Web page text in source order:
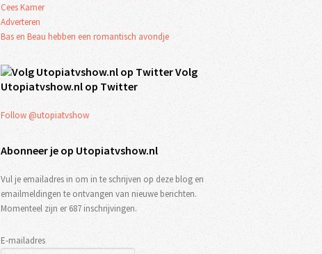
Cees Kamer
Adverteren
Bas en Beau hebben een romantisch avondje
Volg
Utopiatvshow.nl op Twitter
Follow @utopiatvshow
Abonneer je op Utopiatvshow.nl
Vul je emailadres in om in te schrijven op deze blog en
emailmeldingen te ontvangen van nieuwe berichten.
Momenteel zijn er 687 inschrijvingen.
E-mailadres